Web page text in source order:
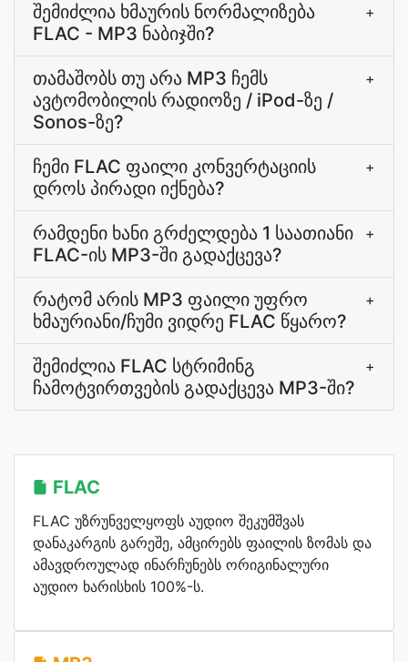
შემიძლია ხმაურის ნორმალიზება
FLAC - MP3 ნაბიჯში?
+
თამაშობს თუ არა MP3 ჩემს
ავტომობილის რადიოზე / iPod-ზე /
Sonos-ზე?
+
ჩემი FLAC ფაილი კონვერტაციის
დროს პირადი იქნება?
+
რამდენი ხანი გრძელდება 1 საათიანი
FLAC-ის MP3-ში გადაქცევა?
+
რატომ არის MP3 ფაილი უფრო
ხმაურიანი/ჩუმი ვიდრე FLAC წყარო?
+
შემიძლია FLAC სტრიმინგ
ჩამოტვირთვების გადაქცევა MP3-ში?
+
FLAC
FLAC უზრუნველყოფს აუდიო შეკუმშვას
დანაკარგის გარეშე, ამცირებს ფაილის ზომას და
ამავდროულად ინარჩუნებს ორიგინალური
აუდიო ხარისხის 100%-ს.